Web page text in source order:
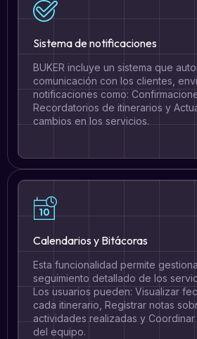
Sistema de notificaciones
BUKER incluye un sistema que
comunicación con los clientes,
notificaciones como:
Recordatorios de itinerarios y
cambios en los servicios.
Calendarios y Bitácoras
Esta funcionalidad permite
seguimiento detallado de los
Los usuarios pueden: Visualizar
cada itinerario, Registrar notas
actividades realizadas y Coordinar
del equipo.